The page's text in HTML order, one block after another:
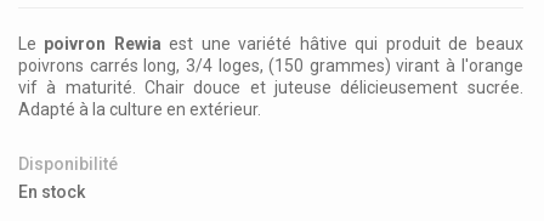
Le poivron Rewia est une variété hâtive qui produit de beaux
poivrons carrés long, 3/4 loges, (150 grammes) virant à l'orange
vif à maturité. Chair douce et juteuse délicieusement sucrée.
Adapté à la culture en extérieur.
Disponibilité
En stock